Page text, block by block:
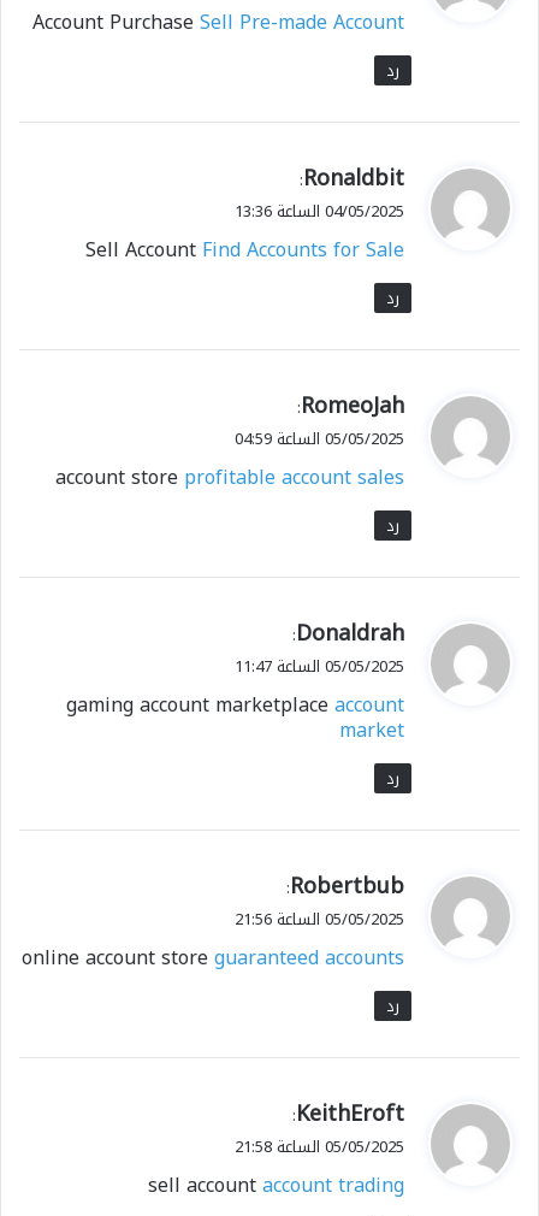
ل
Account PurchaseSell Pre-made Account
رد
ي
ق
ل
Ronaldbit
:
04/05/2025 الساعة 13:36
Sell AccountFind Accounts for Sale
رد
ي
ق
ل
RomeoJah
:
05/05/2025 الساعة 04:59
account storeprofitable account sales
رد
ي
ق
ل
Donaldrah
:
05/05/2025 الساعة 11:47
gaming account marketplaceaccount
market
رد
ي
ق
ل
Robertbub
:
05/05/2025 الساعة 21:56
online account storeguaranteed accounts
رد
ي
ق
ل
KeithEroft
:
05/05/2025 الساعة 21:58
sell accountaccount trading